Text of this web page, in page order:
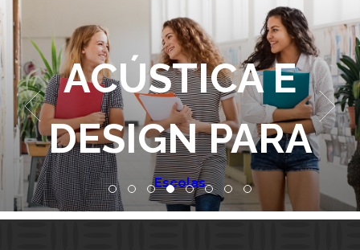
ACÚSTICA E
DESIGN PARA
Hospitais